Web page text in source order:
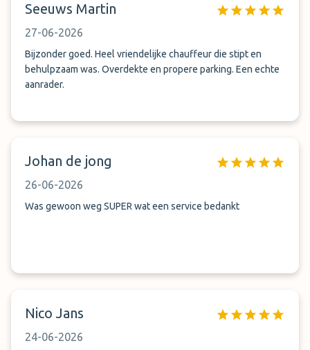
Seeuws Martin
27-06-2026
Bijzonder goed. Heel vriendelijke chauffeur die stipt en
behulpzaam was. Overdekte en propere parking. Een echte
aanrader.
Johan de jong
26-06-2026
Was gewoon weg SUPER wat een service bedankt
Nico Jans
24-06-2026